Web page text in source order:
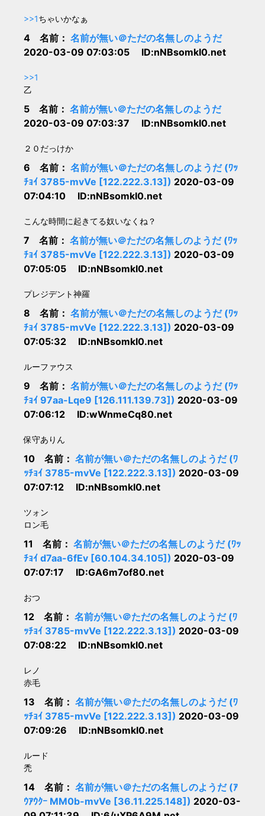
>>1ちゃいかなぁ
4 名前： 名前が無い＠ただの名無しのようだ
2020-03-09 07:03:05 ID:nNBsomkI0.net
>>1
乙
5 名前： 名前が無い＠ただの名無しのようだ
2020-03-09 07:03:37 ID:nNBsomkI0.net
２０だっけか
6 名前： 名前が無い＠ただの名無しのようだ (ﾜｯ
ﾁｮｲ 3785-mvVe [122.222.3.13]) 2020-03-09
07:04:10 ID:nNBsomkI0.net
こんな時間に起きてる奴いなくね？
7 名前： 名前が無い＠ただの名無しのようだ (ﾜｯ
ﾁｮｲ 3785-mvVe [122.222.3.13]) 2020-03-09
07:05:05 ID:nNBsomkI0.net
プレジデント神羅
8 名前： 名前が無い＠ただの名無しのようだ (ﾜｯ
ﾁｮｲ 3785-mvVe [122.222.3.13]) 2020-03-09
07:05:32 ID:nNBsomkI0.net
ルーファウス
9 名前： 名前が無い＠ただの名無しのようだ (ﾜｯ
ﾁｮｲ 97aa-Lqe9 [126.111.139.73]) 2020-03-09
07:06:12 ID:wWnmeCq80.net
保守ありん
10 名前： 名前が無い＠ただの名無しのようだ (ﾜ
ｯﾁｮｲ 3785-mvVe [122.222.3.13]) 2020-03-09
07:07:12 ID:nNBsomkI0.net
ツォン
ロン毛
11 名前： 名前が無い＠ただの名無しのようだ (ﾜｯ
ﾁｮｲ d7aa-6fEv [60.104.34.105]) 2020-03-09
07:07:17 ID:GA6m7of80.net
おつ
12 名前： 名前が無い＠ただの名無しのようだ (ﾜ
ｯﾁｮｲ 3785-mvVe [122.222.3.13]) 2020-03-09
07:08:22 ID:nNBsomkI0.net
レノ
赤毛
13 名前： 名前が無い＠ただの名無しのようだ (ﾜ
ｯﾁｮｲ 3785-mvVe [122.222.3.13]) 2020-03-09
07:09:26 ID:nNBsomkI0.net
ルード
禿
14 名前： 名前が無い＠ただの名無しのようだ (ｱ
ｳｱｳｸｰ MM0b-mvVe [36.11.225.148]) 2020-03-